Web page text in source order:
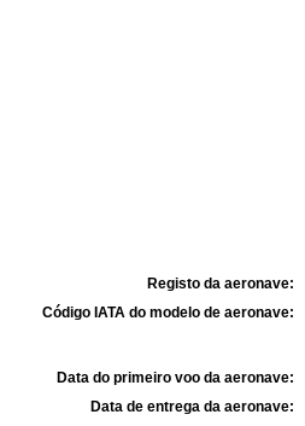
Registo da aeronave:
Código IATA do modelo de aeronave:
Data do primeiro voo da aeronave:
Data de entrega da aeronave: